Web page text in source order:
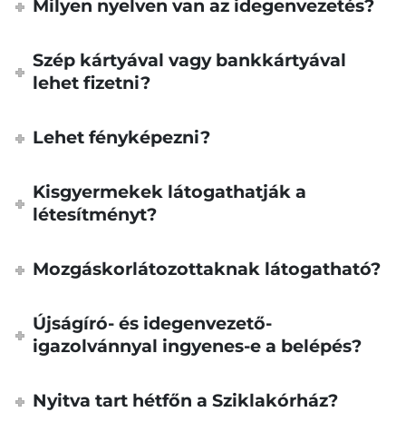
Milyen nyelven van az idegenvezetés?
Szép kártyával vagy bankkártyával
lehet fizetni?
Lehet fényképezni?
Kisgyermekek látogathatják a
létesítményt?
Mozgáskorlátozottaknak látogatható?
Újságíró- és idegenvezető-
igazolvánnyal ingyenes-e a belépés?
Nyitva tart hétfőn a Sziklakórház?